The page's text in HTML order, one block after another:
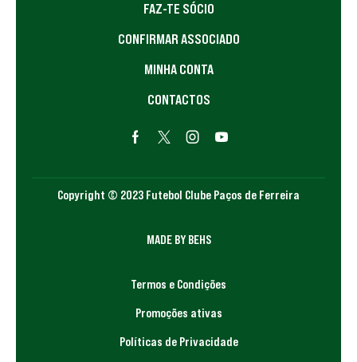
FAZ-TE SÓCIO
CONFIRMAR ASSOCIADO
MINHA CONTA
CONTACTOS
Copyright © 2023 Futebol Clube Paços de Ferreira
MADE BY BEHS
Termos e Condições
Promoções ativas
Políticas de Privacidade